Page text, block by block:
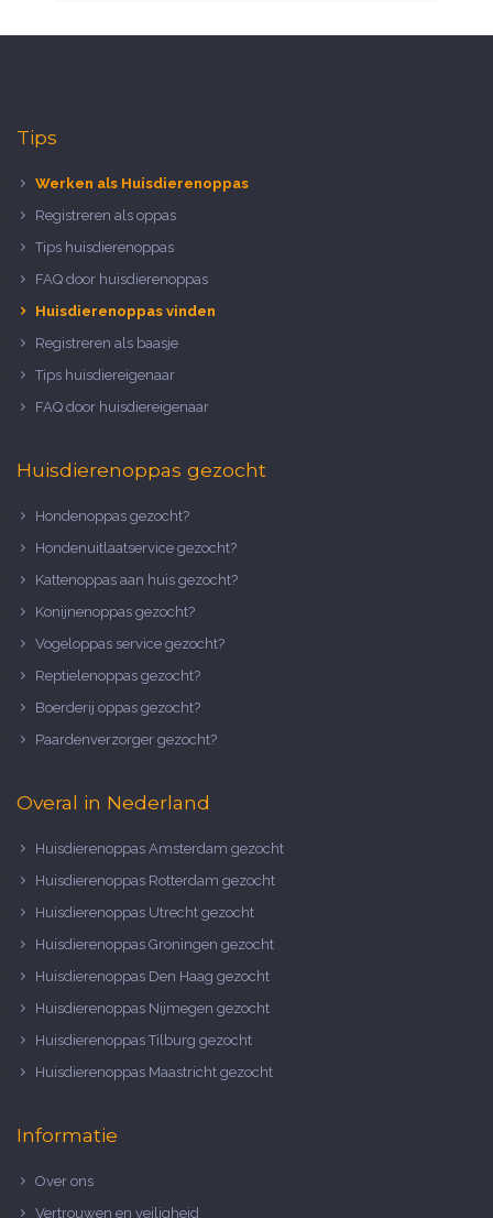
Tips
Werken als Huisdierenoppas
Registreren als oppas
Tips huisdierenoppas
FAQ door huisdierenoppas
Huisdierenoppas vinden
Registreren als baasje
Tips huisdiereigenaar
FAQ door huisdiereigenaar
Huisdierenoppas gezocht
Hondenoppas gezocht?
Hondenuitlaatservice gezocht?
Kattenoppas aan huis gezocht?
Konijnenoppas gezocht?
Vogeloppas service gezocht?
Reptielenoppas gezocht?
Boerderij oppas gezocht?
Paardenverzorger gezocht?
Overal in Nederland
Huisdierenoppas Amsterdam gezocht
Huisdierenoppas Rotterdam gezocht
Huisdierenoppas Utrecht gezocht
Huisdierenoppas Groningen gezocht
Huisdierenoppas Den Haag gezocht
Huisdierenoppas Nijmegen gezocht
Huisdierenoppas Tilburg gezocht
Huisdierenoppas Maastricht gezocht
Informatie
Over ons
Vertrouwen en veiligheid